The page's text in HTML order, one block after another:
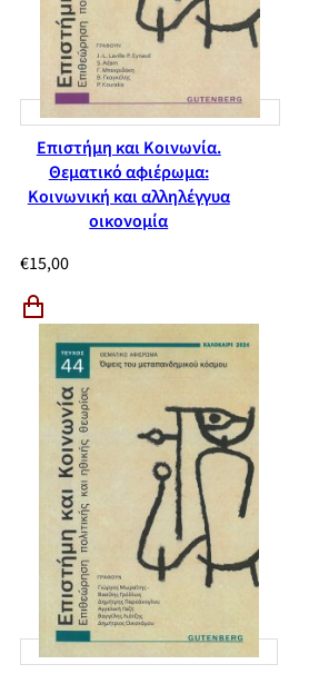
Επιστήμη και Κοινωνία.
Θεματικό αφιέρωμα:
Κοινωνική και αλληλέγγυα
οικονομία
€15,00